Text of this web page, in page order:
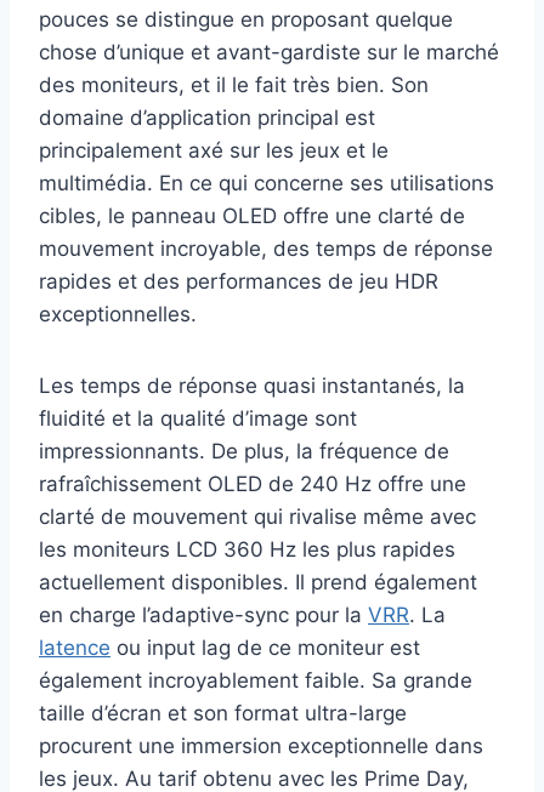
pouces se distingue en proposant quelque
chose d’unique et avant-gardiste sur le marché
des moniteurs, et il le fait très bien. Son
domaine d’application principal est
principalement axé sur les jeux et le
multimédia. En ce qui concerne ses utilisations
cibles, le panneau OLED offre une clarté de
mouvement incroyable, des temps de réponse
rapides et des performances de jeu HDR
exceptionnelles.
Les temps de réponse quasi instantanés, la
fluidité et la qualité d’image sont
impressionnants. De plus, la fréquence de
rafraîchissement OLED de 240 Hz offre une
clarté de mouvement qui rivalise même avec
les moniteurs LCD 360 Hz les plus rapides
actuellement disponibles. Il prend également
en charge l’adaptive-sync pour la VRR. La
latence ou input lag de ce moniteur est
également incroyablement faible. Sa grande
taille d’écran et son format ultra-large
procurent une immersion exceptionnelle dans
les jeux. Au tarif obtenu avec les Prime Day,